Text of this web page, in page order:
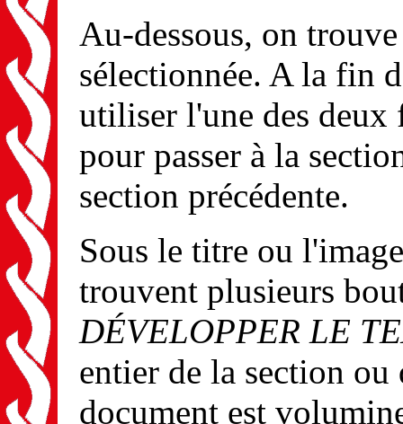
Au-dessous, on
sélectionnée. A la fin
utiliser l'une des deux
pour passer à la
section précédente.
Sous le titre ou
trouvent plusieurs
DÉVELOPPER LE
entier de la section
document est